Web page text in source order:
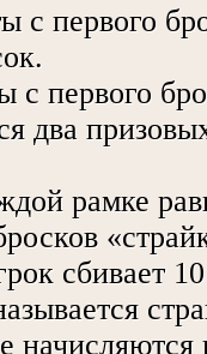
с первого
с первого
два
рамке
сбивает
начисляются